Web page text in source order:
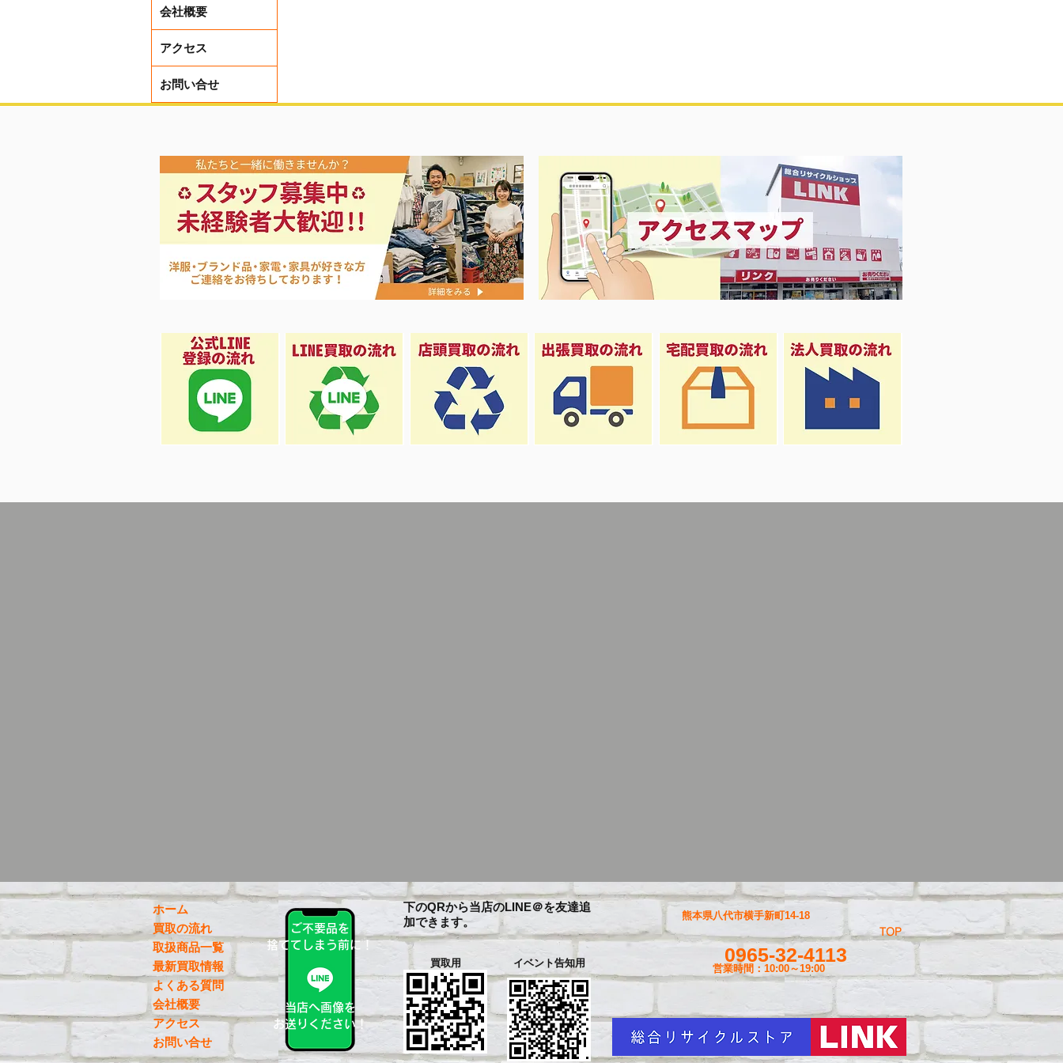
会社概要
アクセス
お問い合せ
ホーム
買取の流れ
取扱商品一覧
最新買取情報
よくある質問
会社概要
アクセス
お問い合せ
ご不要品を
捨ててしまう前に！
当店へ画像を
お送りください！
下のQRから当店のLINE＠を友達追
加できます。
買取用 イベント告知用
TOP
0965-32-4113
営業時間：10:00～19:00
熊本県八代市横手新町14-18